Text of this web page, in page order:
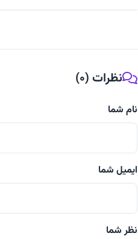
نظرات (0)
نام شما
ایمیل شما
نظر شما